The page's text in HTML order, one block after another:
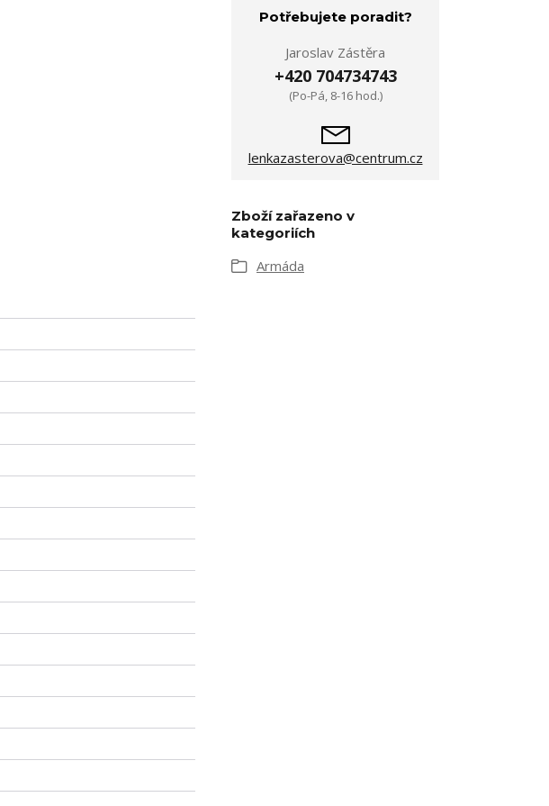
Potřebujete poradit?
Jaroslav Zástěra
+420 704734743
(Po-Pá, 8-16 hod.)
lenkazasterova@centrum.cz
Zboží zařazeno v
kategoriích
Armáda